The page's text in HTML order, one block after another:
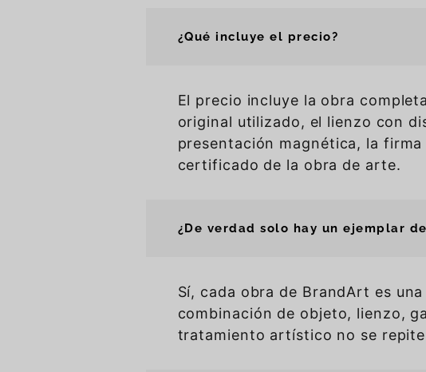
¿Qué incluye el precio?
El precio incluye la obra
original utilizado, el lienzo con
presentación magnética, la
certificado de la obra de arte.
¿De verdad solo hay un ejemplar
Sí, cada obra de BrandArt es
combinación de objeto, lienzo,
tratamiento artístico no se